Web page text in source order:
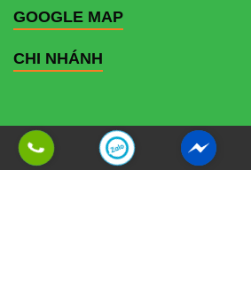
GOOGLE MAP
CHI NHÁNH